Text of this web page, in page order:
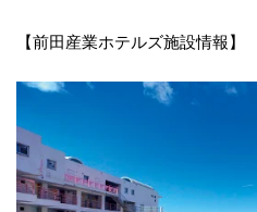
【前田産業ホテルズ施設情報】